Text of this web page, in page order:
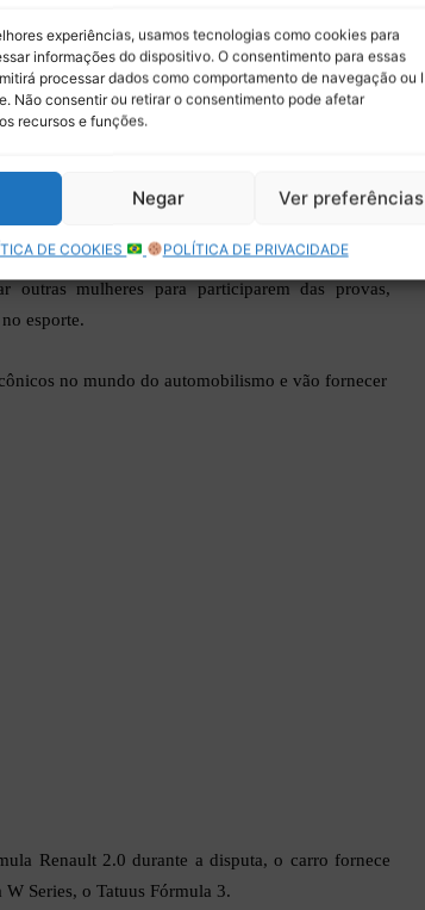
experiências, usamos tecnologias como cookies para
informações do dispositivo. O consentimento para essas
processar dados como comportamento de navegação ou
Não consentir ou retirar o consentimento pode afetar
recursos e funções.
Negar Ver preferências
DE COOKIES POLÍTICA DE PRIVACIDADE
mulheres para participarem das provas,
esporte.
no mundo do automobilismo e vão fornecer
Renault 2.0 durante a disputa, o carro fornece
Series, o Tatuus Fórmula 3.